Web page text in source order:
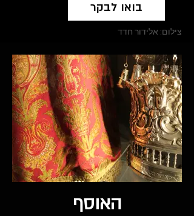
בואו לבקר
צילום: אלידור חדד
האוסף